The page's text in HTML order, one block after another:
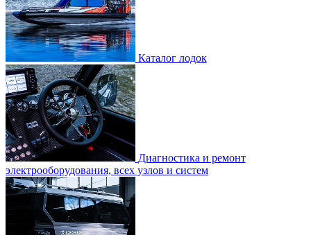
Каталог лодок
Диагностика и ремонт
электрооборудования, всех узлов и систем